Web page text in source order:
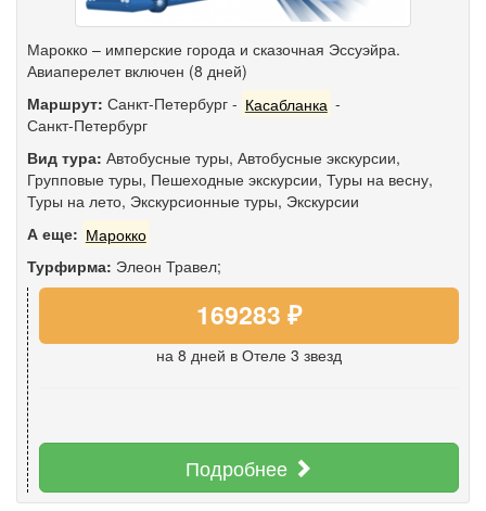
Марокко – имперские города и сказочная Эссуэйра.
Авиаперелет включен (8 дней)
Маршрут: Санкт-Петербург - Касабланка -
Санкт-Петербург
Вид тура: Автобусные туры, Автобусные экскурсии,
Групповые туры, Пешеходные экскурсии, Туры на весну,
Туры на лето, Экскурсионные туры, Экскурсии
А еще: Марокко
Турфирма: Элеон Травел;
169283 ₽
на 8 дней в Отеле 3 звезд
Подробнее